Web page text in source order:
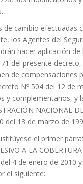
de cambio efectuadas
los Agentes del
hacer aplicación
del presente
de compensaciones
Nº 504 del 12 de
y complementarios, y
NACIONAL
del 13 de marzo de
el primer
A LA
4 de enero de 2010
el siguiente: